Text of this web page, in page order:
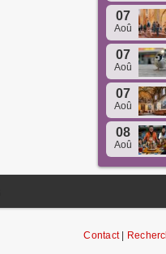
07
Aoû
07
Aoû
07
Aoû
08
Aoû
Contact|